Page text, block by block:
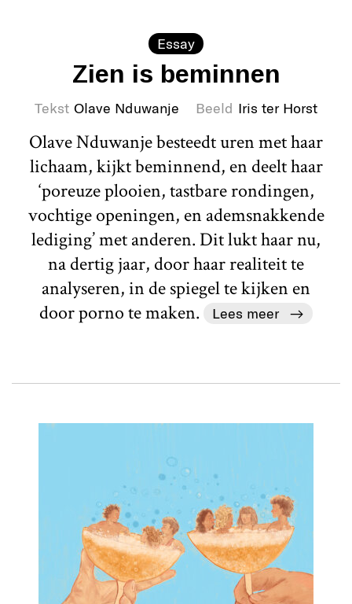
Essay
Zien is beminnen
Tekst Olave Nduwanje Beeld Iris ter Horst
Olave Nduwanje besteedt uren met haar
lichaam, kijkt beminnend, en deelt haar
‘poreuze plooien, tastbare rondingen,
vochtige openingen, en ademsnakkende
lediging’ met anderen. Dit lukt haar nu,
na dertig jaar, door haar realiteit te
analyseren, in de spiegel te kijken en
door porno te maken.
Lees meer